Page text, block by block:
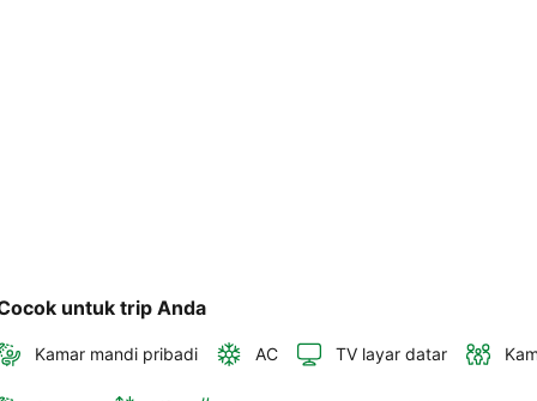
untuk trip Anda
Kamar mandi pribadi AC TV layar datar